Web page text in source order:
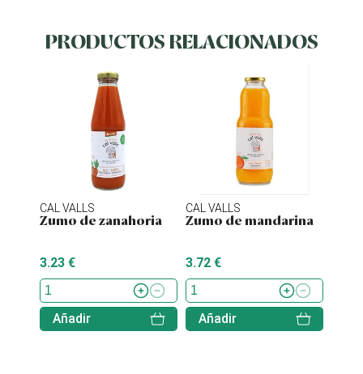
PRODUCTOS RELACIONADOS
CAL VALLS
Zumo de zanahoria
3.23 €
Añadir
CAL VALLS
Zumo de mandarina
3.72 €
Añadir